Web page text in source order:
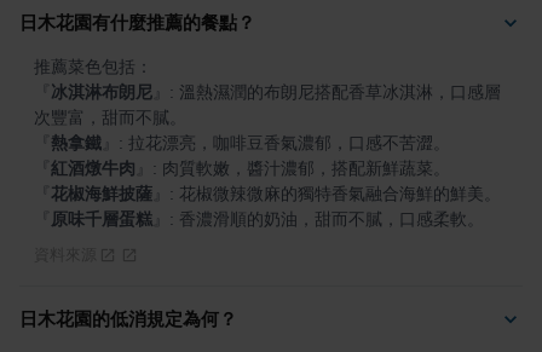
日木花園有什麼推薦的餐點？
冰淇淋布朗尼
: 溫熱濕潤的布朗尼搭配香草冰淇淋，口感層
熱拿鐵
紅酒燉牛肉
花椒海鮮披薩
原味千層蛋糕 : 香濃滑順的奶油，甜而不膩，口感柔軟。
日木花園的低消規定為何？